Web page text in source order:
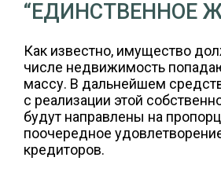
“ЕДИНСТВЕННОЕ
Как известно, имущество
числе недвижимость
массу. В дальнейшем
с реализации этой
будут направлены на
поочередное
кредиторов.